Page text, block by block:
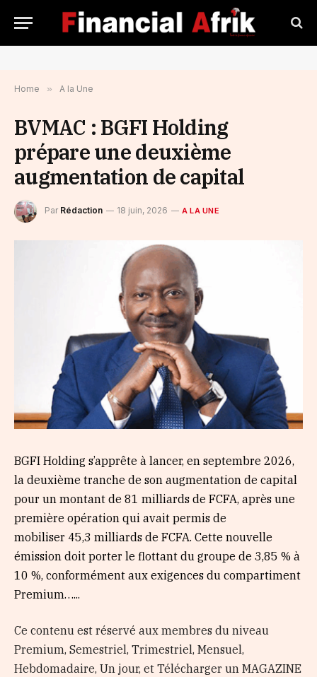
Home » A la Une
BVMAC : BGFI Holding
prépare une deuxième
augmentation de capital
Par Rédaction 18 juin, 2026 A LA UNE
BGFI Holding s’apprête à lancer, en septembre 2026,
la deuxième tranche de son augmentation de capital
pour un montant de 81 milliards de FCFA, après une
première opération qui avait permis de
mobiliser 45,3 milliards de FCFA. Cette nouvelle
émission doit porter le flottant du groupe de 3,85 % à
10 %, conformément aux exigences du compartiment
Premium…...
Ce contenu est réservé aux membres du niveau
Premium, Semestriel, Trimestriel, Mensuel,
Hebdomadaire, Un jour, et Télécharger un MAGAZINE